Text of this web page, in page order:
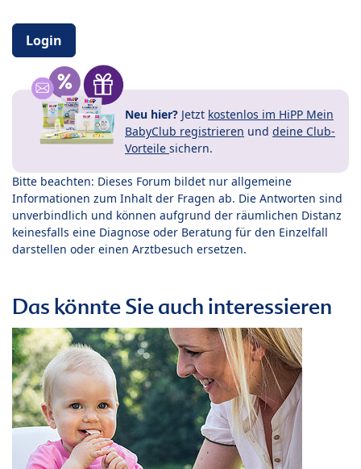
Login
Neu hier? Jetzt kostenlos im HiPP Mein
BabyClub registrieren und deine Club-
Vorteile sichern.
Bitte beachten: Dieses Forum bildet nur allgemeine
Informationen zum Inhalt der Fragen ab. Die Antworten sind
unverbindlich und können aufgrund der räumlichen Distanz
keinesfalls eine Diagnose oder Beratung für den Einzelfall
darstellen oder einen Arztbesuch ersetzen.
Das könnte Sie auch interessieren